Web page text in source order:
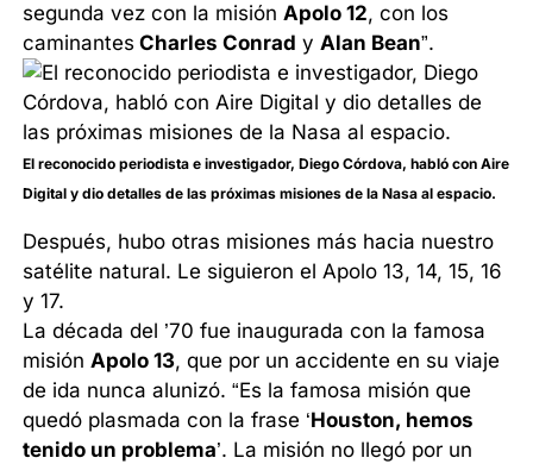
segunda vez con la misiónApolo 12, con los
caminantes Charles Conrad yAlan Bean”.
El reconocido periodista e investigador, Diego Córdova, habló con Aire
Digital y dio detalles de las próximas misiones de la Nasa al espacio.
Después, hubo otras misiones más hacia nuestro
satélite natural. Le siguieron el Apolo 13, 14, 15, 16
y 17.
La década del ’70 fue inaugurada con la famosa
misiónApolo 13, que por un accidente en su viaje
de ida nunca alunizó. “Es la famosa misión que
quedó plasmada con la frase ‘Houston, hemos
tenido un problema’. La misión no llegó por un